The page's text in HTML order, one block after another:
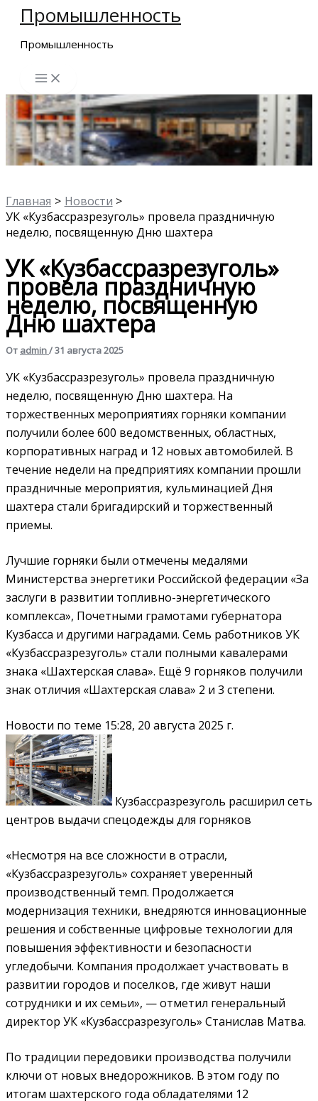
Перейти
содержимому
Промышленность
Промышленность
Главная
Новости
УК «Кузбассразрезуголь» провела праздничную
неделю, посвященную Дню шахтера
УК «Кузбассразрезуголь»
провела праздничную
неделю, посвященную
Дню шахтера
От admin/31 августа 2025
УК «Кузбассразрезуголь» провела праздничную
неделю, посвященную Дню шахтера. На
торжественных мероприятиях горняки компании
получили более 600 ведомственных, областных,
корпоративных наград и 12 новых автомобилей. В
течение недели на предприятиях компании прошли
праздничные мероприятия, кульминацией Дня
шахтера стали бригадирский и торжественный
приемы.
Лучшие горняки были отмечены медалями
Министерства энергетики Российской федерации «За
заслуги в развитии топливно-энергетического
комплекса», Почетными грамотами губернатора
Кузбасса и другими наградами. Семь работников УК
«Кузбассразрезуголь» стали полными кавалерами
знака «Шахтерская слава». Ещё 9 горняков получили
знак отличия «Шахтерская слава» 2 и 3 степени.
Новости по теме 15:28, 20 августа 2025 г.
Кузбассразрезуголь расширил сеть
центров выдачи спецодежды для горняков
«Несмотря на все сложности в отрасли,
«Кузбассразрезуголь» сохраняет уверенный
производственный темп. Продолжается
модернизация техники, внедряются инновационные
решения и собственные цифровые технологии для
повышения эффективности и безопасности
угледобычи. Компания продолжает участвовать в
развитии городов и поселков, где живут наши
сотрудники и их семьи», — отметил генеральный
директор УК «Кузбассразрезуголь» Станислав Матва.
По традиции передовики производства получили
ключи от новых внедорожников. В этом году по
итогам шахтерского года обладателями 12